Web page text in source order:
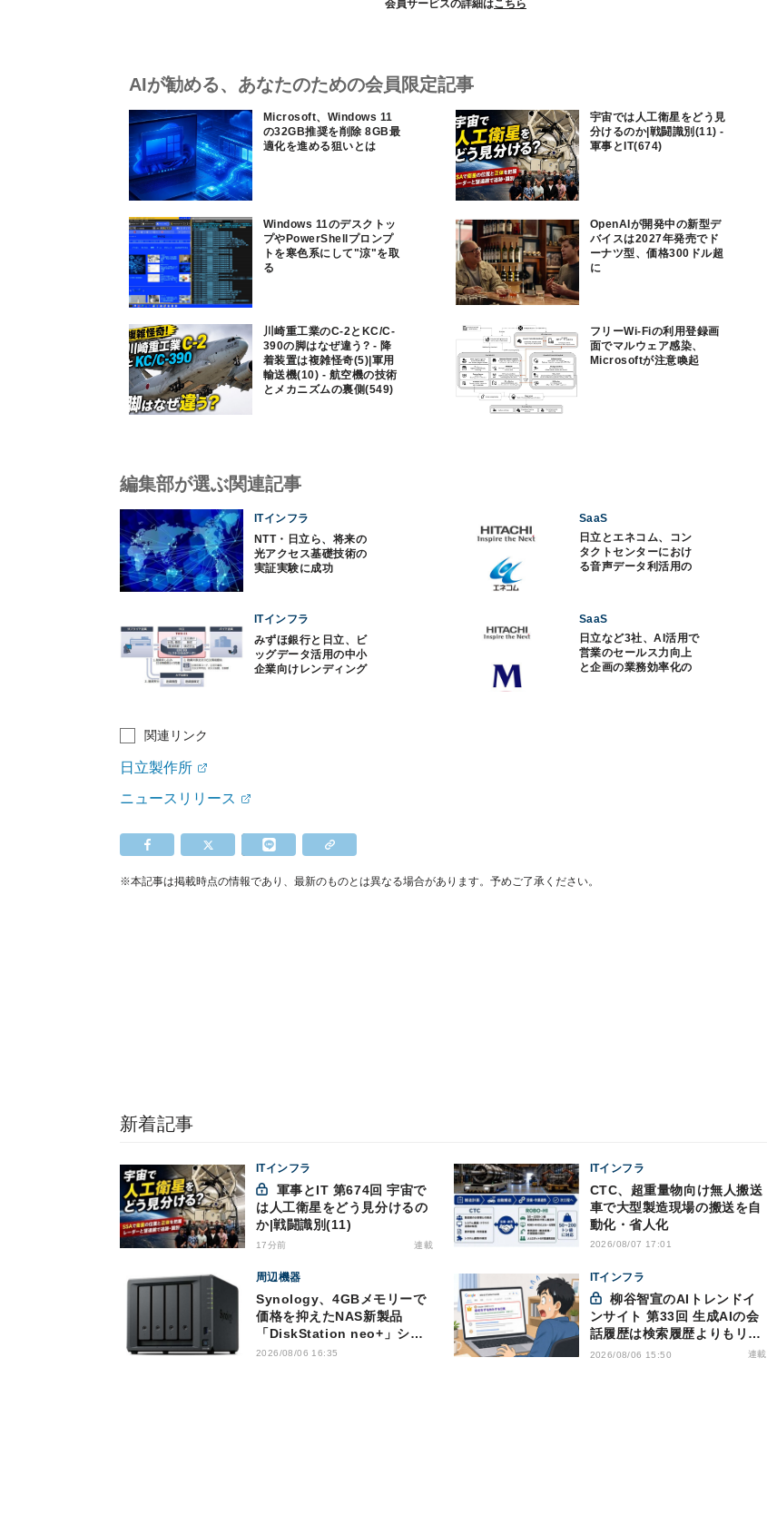
会員サービスの詳細はこちら
AIが勧める、あなたのための会員限定記事
Microsoft、Windows 11
の32GB推奨を削除 8GB最
適化を進める狙いとは
宇宙では人工衛星をどう見
分けるのか|戦闘識別(11) -
軍事とIT(674)
Windows 11のデスクトッ
プやPowerShellプロンプ
トを寒色系にして"涼"を取
る
OpenAIが開発中の新型デ
バイスは2027年発売でド
ーナツ型、価格300ドル超
に
川崎重工業のC-2とKC/C-
390の脚はなぜ違う? - 降
着装置は複雑怪奇(5)|軍用
輸送機(10) - 航空機の技術
とメカニズムの裏側(549)
フリーWi-Fiの利用登録画
面でマルウェア感染、
Microsoftが注意喚起
編集部が選ぶ関連記事
ITインフラ
NTT・日立ら、将来の
光アクセス基礎技術の
実証実験に成功
SaaS
日立とエネコム、コン
タクトセンターにおけ
る音声データ利活用の
ITインフラ
みずほ銀行と日立、ビ
ッグデータ活用の中小
企業向けレンディング
SaaS
日立など3社、AI活用で
営業のセールス力向上
と企画の業務効率化の
関連リンク
日立製作所
ニュースリリース
※本記事は掲載時点の情報であり、最新のものとは異なる場合があります。予めご了承ください。
新着記事
ITインフラ
は人工衛星をどう見分けるの
か|戦闘識別(11)
17分前 連載
ITインフラ
CTC、超重量物向け無人搬送
車で大型製造現場の搬送を自
動化・省人化
2026/08/07 17:01
周辺機器
Synology、4GBメモリーで
価格を抑えたNAS新製品
「DiskStation neo+」シリ
ーズ
2026/08/06 16:35
ITインフラ
柳谷智宣のAIトレンドイ
ンサイト 第33回 生成AIの会
話履歴は検索履歴よりもリス
キー？今のうちに情報漏洩対
2026/08/06 15:50 連載